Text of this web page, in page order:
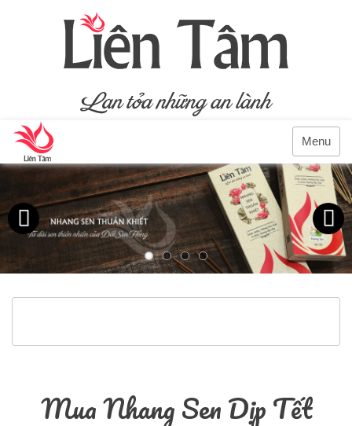
Menu
Mua Nhang Sen Dịp Tết